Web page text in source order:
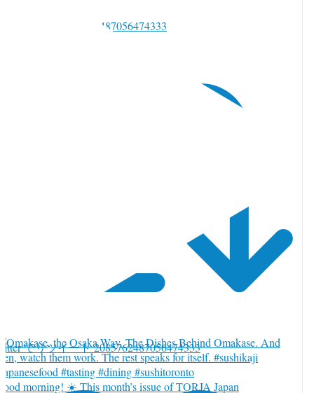
で返信 2085762487056474333
でリツイート 2085762487056474333
morning! ☀️ This month’s issue of TORJA Japan